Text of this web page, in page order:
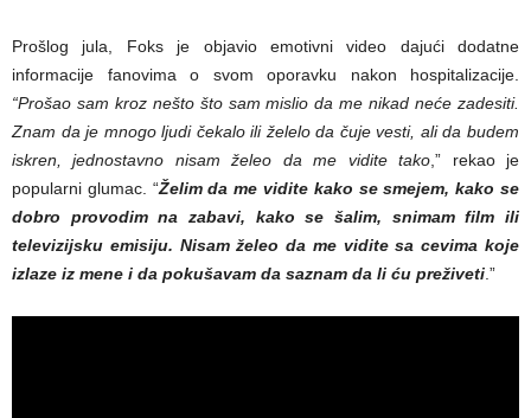
Prošlog jula, Foks je objavio emotivni video dajući dodatne
informacije fanovima o svom oporavku nakon hospitalizacije.
“Prošao sam kroz nešto što sam mislio da me nikad neće zadesiti.
Znam da je mnogo ljudi čekalo ili želelo da čuje vesti, ali da budem
iskren, jednostavno nisam želeo da me vidite tako ,” rekao je
popularni glumac. “Želim da me vidite kako se smejem, kako se
dobro provodim na zabavi, kako se šalim, snimam film ili
televizijsku emisiju. Nisam želeo da me vidite sa cevima koje
izlaze iz mene i da pokušavam da saznam da li ću preživeti .”